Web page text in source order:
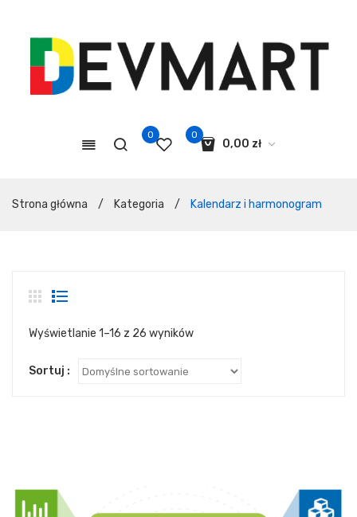
0 0
0,00 zł
Koszyk jest pusty.
Strona główna / Kategoria / Kalendarz i harmonogram
Wyświetlanie 1–16 z 26 wyników
Sortuj :